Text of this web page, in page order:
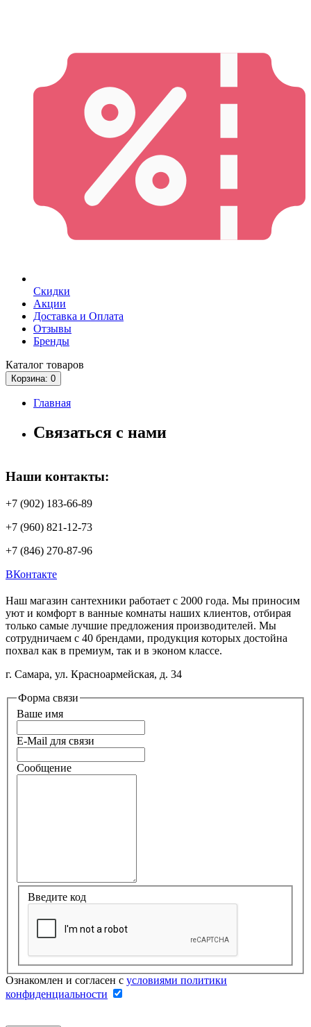
Скидки
Акции
Доставка и Оплата
Отзывы
Бренды
Каталог товаров
Корзина: 0
Главная
Связаться с нами
Наши контакты:
+7 (902) 183-66-89
+7 (960) 821-12-73
+7 (846) 270-87-96
ВКонтакте
Наш магазин сантехники работает с 2000 года. Мы приносим
уют и комфорт в ванные комнаты наших клиентов, отбирая
только самые лучшие предложения производителей. Мы
сотрудничаем с 40 брендами, продукция которых достойна
похвал как в премиум, так и в эконом классе.
г. Самара, ул. Красноармейская, д. 34
Форма связи
Ваше имя
E-Mail для связи
Сообщение
Введите код
Ознакомлен и согласен с условиями политики
конфиденциальности